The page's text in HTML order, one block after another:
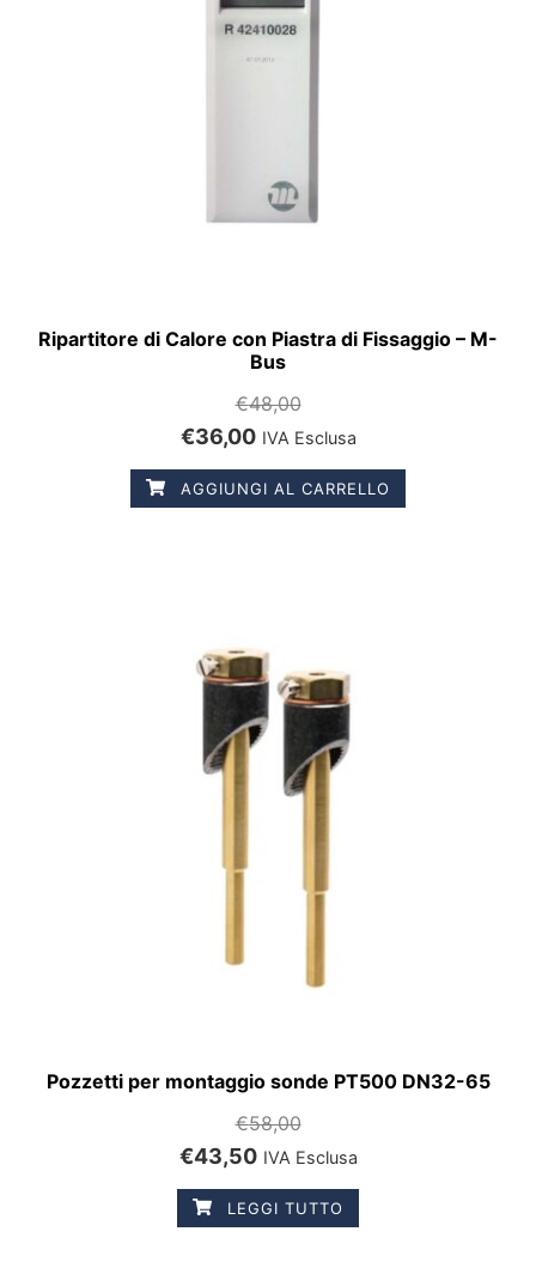
Ripartitore di Calore con Piastra di Fissaggio – M-
Bus
€48,00
€36,00 IVA Esclusa
AGGIUNGI AL CARRELLO
Pozzetti per montaggio sonde PT500 DN32-65
€58,00
€43,50 IVA Esclusa
LEGGI TUTTO